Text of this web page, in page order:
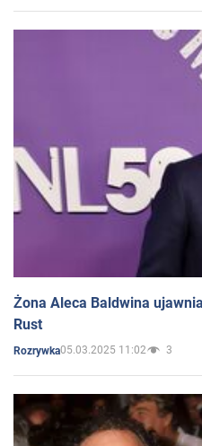
Żona Aleca Baldwina
Rust
Rozrywka05.03.2025 11:02 3